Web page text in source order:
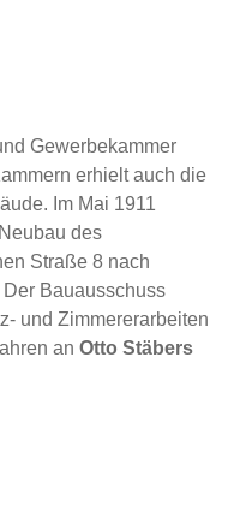
Gewerbekammer
erhielt auch die
Im Mai 1911
des
Straße 8 nach
Bauausschuss
und Zimmererarbeiten
an Otto Stäbers